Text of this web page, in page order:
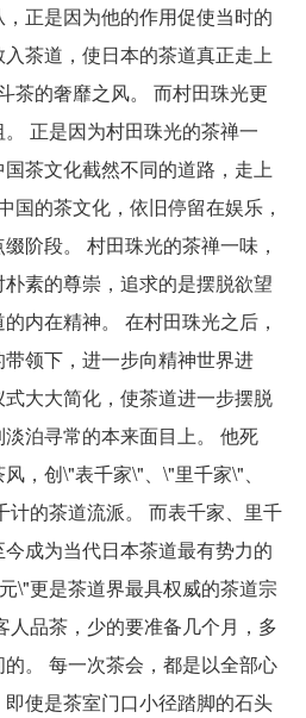
正是因为他的作用促使当时的
茶道，使日本的茶道真正走上
茶的奢靡之风。 而村田珠光更
正是因为村田珠光的茶禅一
茶文化截然不同的道路，走上
国的茶文化，依旧停留在娱乐，
阶段。 村田珠光的茶禅一味，
素的尊崇，追求的是摆脱欲望
内在精神。 在村田珠光之后，
领下，进一步向精神世界进
大大简化，使茶道进一步摆脱
泊寻常的本来面目上。 他死
，创\"表千家\"、\"里千家\"、
计的茶道流派。 而表千家、里千
成为当代日本茶道最有势力的
\"更是茶道界最具权威的茶道宗
人品茶，少的要准备几个月，多
。 每一次茶会，都是以全部心
使是茶室门口小径踏脚的石头